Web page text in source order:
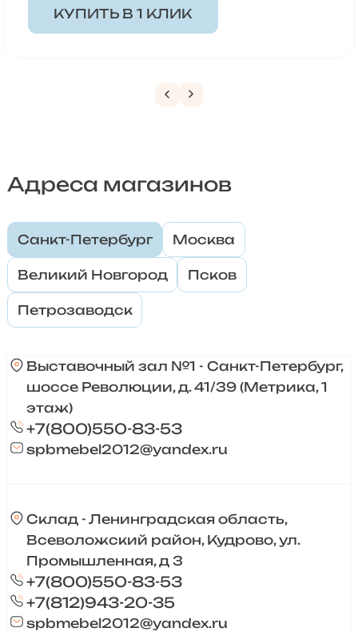
КУПИТЬ В 1 КЛИК
Адреса магазинов
Санкт-Петербург Москва
Великий Новгород Псков
Петрозаводск
Выставочный зал №1 - Санкт-Петербург,
шоссе Революции, д. 41/39 (Метрика, 1
этаж)
+7(800)550-83-53
spbmebel2012@yandex.ru
Склад - Ленинградская область,
Всеволожский район, Кудрово, ул.
Промышленная, д 3
+7(800)550-83-53
+7(812)943-20-35
spbmebel2012@yandex.ru